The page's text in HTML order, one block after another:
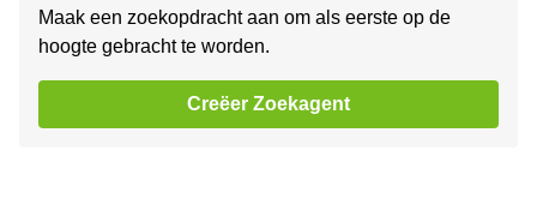
Maak een zoekopdracht aan om als eerste op de
hoogte gebracht te worden.
Creëer Zoekagent